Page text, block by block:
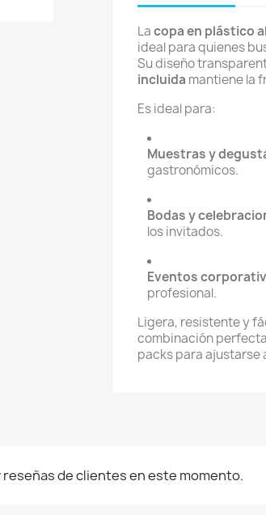
Lacopa en plástico
ideal para quienes
Su diseño
incluida mantiene la
Es ideal para:
Muestras y
gastronómicos.
Bodas y
los invitados.
Eventos
profesional.
Ligera, resistente y
combinación
packs para ajustarse
reseñas de clientes en este momento.